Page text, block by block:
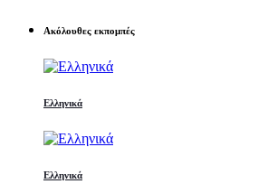
Ακόλουθες εκπομπές
Ελληνικά
Ελληνικά